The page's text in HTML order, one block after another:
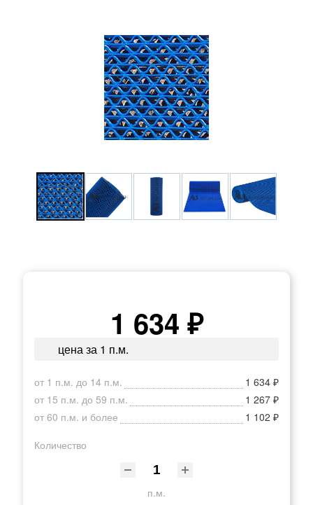
1 634 ₽
цена за 1 п.м.
от 1 п.м. до 14 п.м.
1 634 ₽
от 15 п.м. до 59 п.м.
1 267 ₽
от 60 п.м. и более
1 102 ₽
Количество
п.м.